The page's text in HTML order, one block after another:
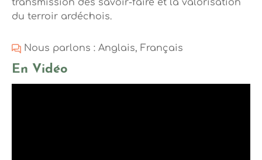
transmission des savoir-faire et la valorisation
du terroir ardéchois.
Nous parlons : Anglais, Français
En Vidéo